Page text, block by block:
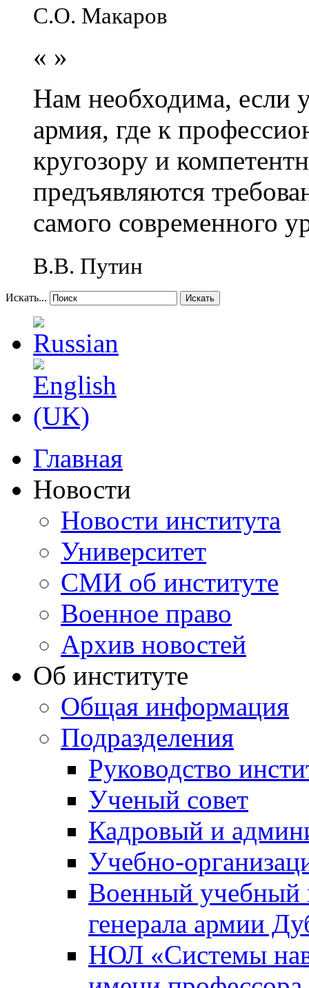
С.О. Макаров
« »
Нам необходима, если
армия, где к
кругозору и
предъявляются
самого современного
В.В. Путин
Искать... Искать
Главная
Новости
Новости института
Университет
СМИ об институте
Военное право
Архив новостей
Об институте
Общая информация
Подразделения
Руководство
Ученый совет
Кадровый и
Учебно-
Военный учебный
генерала армии
НОЛ «Системы